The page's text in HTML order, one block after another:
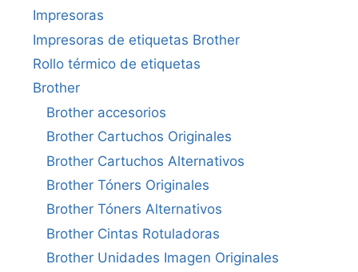
Impresoras
Impresoras de etiquetas Brother
Rollo térmico de etiquetas
Brother
Brother accesorios
Brother Cartuchos Originales
Brother Cartuchos Alternativos
Brother Tóners Originales
Brother Tóners Alternativos
Brother Cintas Rotuladoras
Brother Unidades Imagen Originales